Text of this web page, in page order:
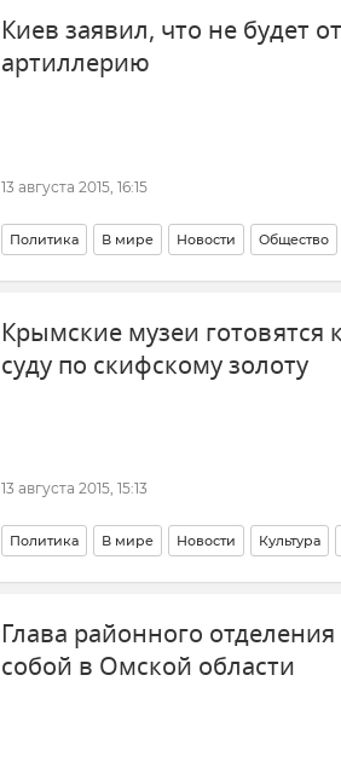
Киев заявил, что не будет
артиллерию
13 августа 2015, 16:15
Политика В мире Новости Общество
Крымские музеи готовятся
суду по скифскому золоту
13 августа 2015, 15:13
Политика В мире Новости Культура
Глава районного
собой в Омской области